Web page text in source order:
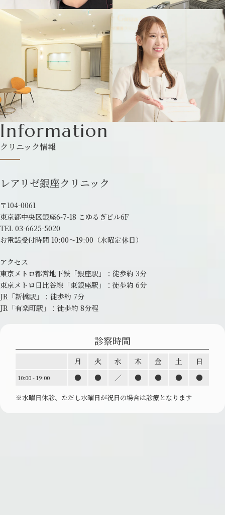
Information
クリニック情報
レアリゼ銀座クリニック
〒104-0061
東京都中央区銀座6-7-18 こゆるぎビル6F
TEL 03-6625-5020
お電話受付時間 10:00～19:00 （水曜定休日）
アクセス
東京メトロ都営地下鉄「銀座駅」： 徒歩約 3分
東京メトロ日比谷線「東銀座駅」： 徒歩約 6分
JR「新橋駅」：徒歩約 7分
JR「有楽町駅」：徒歩約 8分程
診察時間
月 火 水 木 金 土 日
10:00 - 19:00 ● ● ／ ● ● ● ●
※水曜日休診、ただし水曜日が祝日の場合は診療となります